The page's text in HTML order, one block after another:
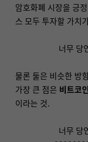
암호화폐 시장을 긍
스 모두 투자할 가치
너무 당
물론 둘은 비슷한 방
가장 큰 점은 비트코인
이라는 것.
너무 당